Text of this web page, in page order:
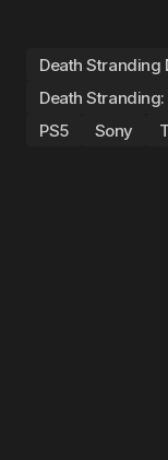
Death Stranding
Death
PS5
Sony